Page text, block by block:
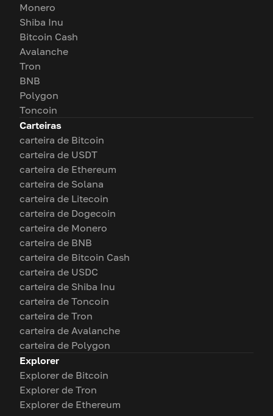
Monero
Shiba Inu
Bitcoin Cash
Avalanche
Tron
BNB
Polygon
Toncoin
Carteiras
carteira de Bitcoin
carteira de USDT
carteira de Ethereum
carteira de Solana
carteira de Litecoin
carteira de Dogecoin
carteira de Monero
carteira de BNB
carteira de Bitcoin Cash
carteira de USDC
carteira de Shiba Inu
carteira de Toncoin
carteira de Tron
carteira de Avalanche
carteira de Polygon
Explorer
Explorer de Bitcoin
Explorer de Tron
Explorer de Ethereum